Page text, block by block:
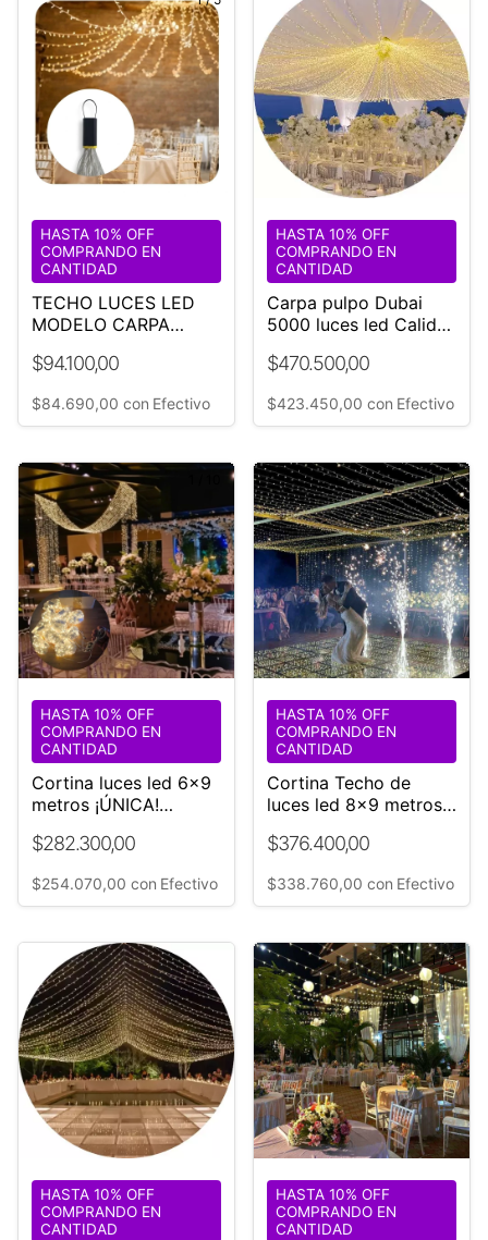
TECHO LUCES LED
MODELO CARPA
CALIDAS
$94.100,00
HASTA 10% OFF
COMPRANDO EN
CANTIDAD
$84.690,00 con Efectivo
Carpa pulpo Dubai
5000 luces led Calidas
$470.500,00
HASTA 10% OFF
COMPRANDO EN
CANTIDAD
$423.450,00 con Efectivo
Cortina luces led 6x9
metros ¡ÚNICA!
$282.300,00
HASTA 10% OFF
COMPRANDO EN
CANTIDAD
$254.070,00 con Efectivo
1/4
Cortina Techo de
luces led 8x9 metros
Bodas
$376.400,00
HASTA 10% OFF
COMPRANDO EN
CANTIDAD
$338.760,00 con Efectivo
HASTA 10% OFF
COMPRANDO EN
CANTIDAD
1/3
HASTA 10% OFF
COMPRANDO EN
CANTIDAD